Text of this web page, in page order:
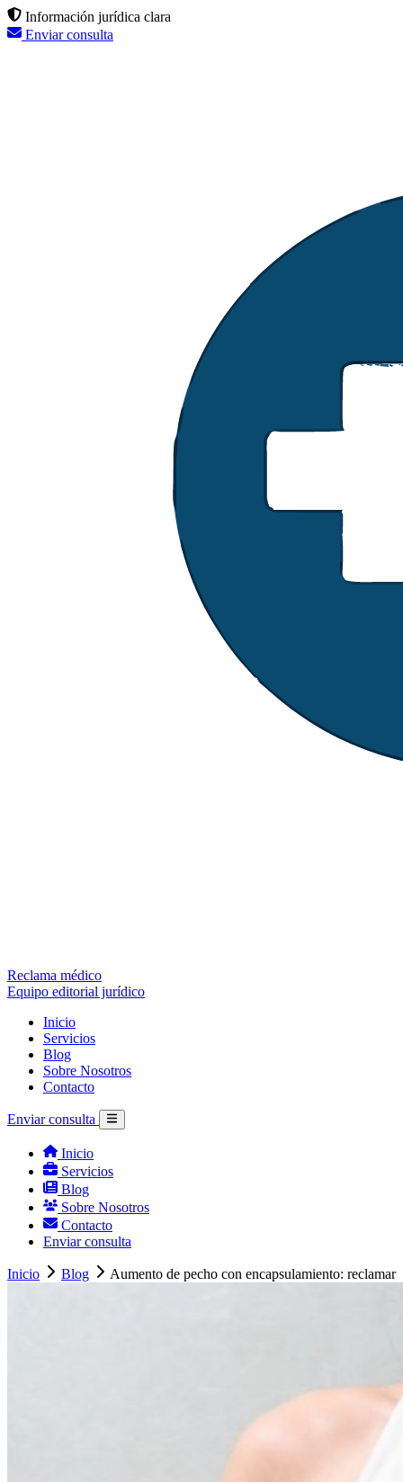
Información jurídica clara
Enviar consulta
Reclama médico
Equipo editorial jurídico
Inicio
Servicios
Blog
Sobre Nosotros
Contacto
Enviar consulta
Inicio
Servicios
Blog
Sobre Nosotros
Contacto
Enviar consulta
Inicio Blog Aumento de pecho con encapsulamiento: reclamar